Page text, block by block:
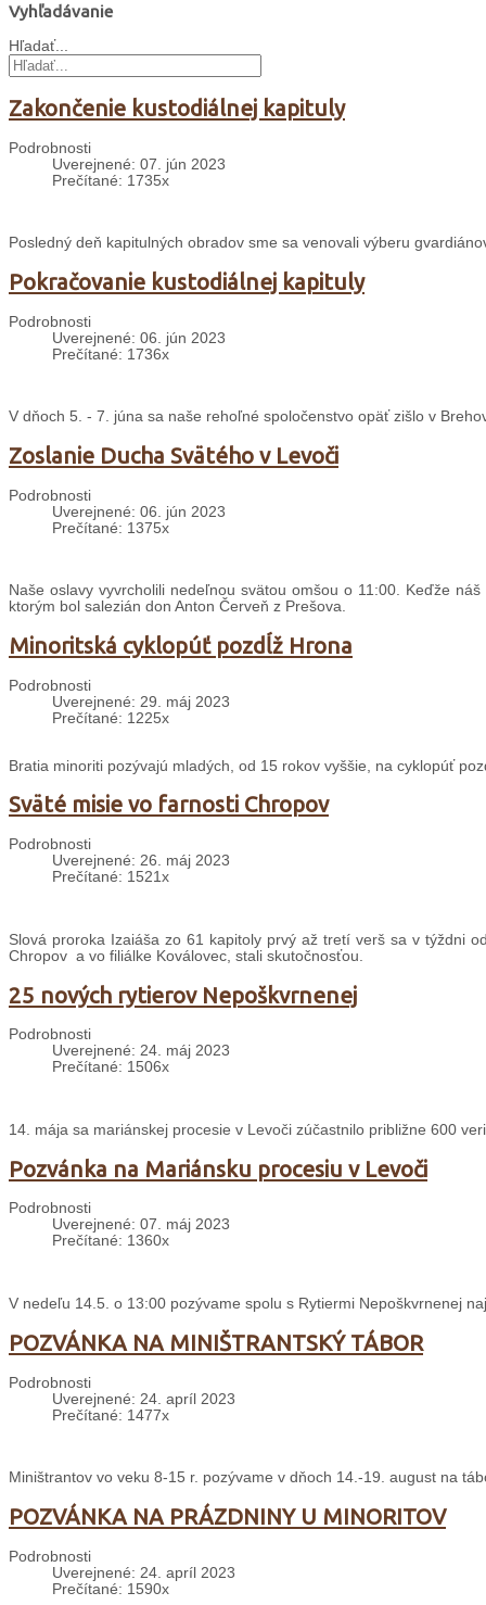
Vyhľadávanie
Hľadať...
Zakončenie kustodiálnej kapituly
Podrobnosti
Uverejnené: 07. jún 2023
Prečítané: 1735x
Posledný deň kapitulných obradov sme sa venovali výberu
Pokračovanie kustodiálnej kapituly
Podrobnosti
Uverejnené: 06. jún 2023
Prečítané: 1736x
V dňoch 5. - 7. júna sa naše rehoľné spoločenstvo opäť zišlo v
Zoslanie Ducha Svätého v Levoči
Podrobnosti
Uverejnené: 06. jún 2023
Prečítané: 1375x
Naše oslavy vyvrcholili nedeľnou svätou omšou o 11:00. Keďže
ktorým bol salezián don Anton Červeň z Prešova.
Minoritská cyklopúť pozdĺž Hrona
Podrobnosti
Uverejnené: 29. máj 2023
Prečítané: 1225x
Bratia minoriti pozývajú mladých, od 15 rokov vyššie, na cyklopúť
Sväté misie vo farnosti Chropov
Podrobnosti
Uverejnené: 26. máj 2023
Prečítané: 1521x
Slová proroka Izaiáša zo 61 kapitoly prvý až tretí verš sa v týždni
Chropov a vo filiálke Koválovec, stali skutočnosťou.
25 nových rytierov Nepoškvrnenej
Podrobnosti
Uverejnené: 24. máj 2023
Prečítané: 1506x
14. mája sa mariánskej procesie v Levoči zúčastnilo približne 600
Pozvánka na Mariánsku procesiu v Levoči
Podrobnosti
Uverejnené: 07. máj 2023
Prečítané: 1360x
V nedeľu 14.5. o 13:00 pozývame spolu s Rytiermi Nepoškvrnenej
POZVÁNKA NA MINIŠTRANTSKÝ TÁBOR
Podrobnosti
Uverejnené: 24. apríl 2023
Prečítané: 1477x
Miništrantov vo veku 8-15 r. pozývame v dňoch 14.-19. august na
POZVÁNKA NA PRÁZDNINY U MINORITOV
Podrobnosti
Uverejnené: 24. apríl 2023
Prečítané: 1590x